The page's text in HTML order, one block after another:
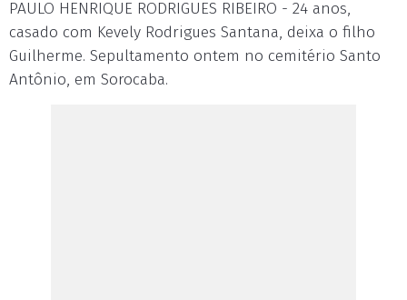
PAULO HENRIQUE RODRIGUES RIBEIRO - 24 anos,
casado com Kevely Rodrigues Santana, deixa o filho
Guilherme. Sepultamento ontem no cemitério Santo
Antônio, em Sorocaba.